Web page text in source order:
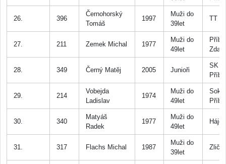
26. 396
Černohorský
Tomáš
1997
Muži do
39let
TT
27. 211 Zemek Michal 1977
Muži do
49let
28. 349 Černý Matěj 2005 Junioři
SK
29. 214
Vobejda
Ladislav
1974
Muži do
49let
Sokol
30. 340
Matyáš
Radek
1977
Muži do
49let
Háje
31. 317 Flachs Michal 1987
Muži do
39let
Zličín